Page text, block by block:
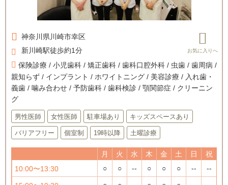
神奈川県 川崎市幸区
新川崎駅徒歩約1分
保険診療 / 小児歯科 / 矯正歯科 / 歯科口腔外科 / 虫歯 / 歯周病 /
親知らず / インプラント / ホワイトニング / 美容診療 / 入れ歯・
義歯 / 噛み合わせ / 予防歯科 / 歯科検診 / 顎関節症 / クリーニン
グ
男性医師 女性医師 駐車場あり キッズスペースあり
バリアフリー 個室制 19時以降 土曜診療
月 火 水 木 金 土 日
祝
10:00〜13:30
○ ○ -- ○ ○ ○ -- --